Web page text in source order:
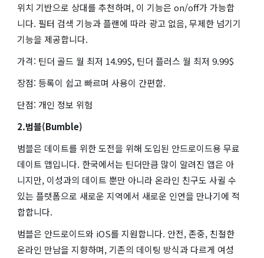
위치 기반으로 상대를 추천하며, 이 기능은 on/off가 가능합
니다. 필터 검색 기능과 플랜에 따라 광고 없음, 무제한 넘기기
기능을 제공합니다.
가격: 틴더 골드 월 최저 14.99$, 틴더 플러스 월 최저 9.99$
장점: 등록이 쉽고 빠르며 사용이 간편함.
단점: 개인 정보 위험
2.범블(Bumble)
범블은 데이트를 위한 도전을 위해 도입된 안드로이드용 무료
데이트 앱입니다. 한국에서는 틴더만큼 많이 알려진 앱은 아
니지만, 이성과의 데이트 뿐만 아니라 온라인 친구도 사귈 수
있는 플랫폼으로 새로운 지역에서 새로운 인연을 만나기에 적
합합니다.
범블은 안드로이드와 iOS를 지원합니다. 안전, 존중, 친절한
온라인 만남을 지향하며, 기존의 데이팅 방식과 다르게 여성